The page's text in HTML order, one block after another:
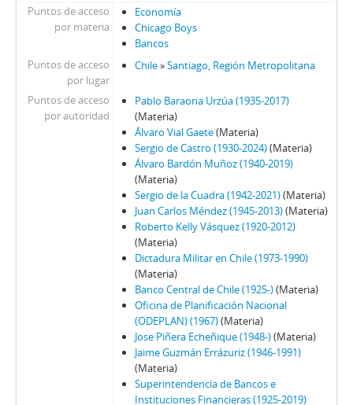
67 - Pinochet, Augusto
68 - Matthei, Fernando
69 - Matthei, Fernando
70 - Stange, Rodolfo
71 - Jarpa, Sergio Onofre
72 - Buckovsky, Vladimir
73 - Jarpa, Sergio Onofre
74 - Jarpa, Sergio Onofre
75 - Jarpa, Sergio Onofre
76 - Jarpa, Sergio Onofre
77 - Fresno, Juan Francisco
78 - Fresno, Juan Francisco
79 - Martínez Busch, Jorge
80 - Martínez Busch, Jorge
81 - Thayer, William
82 - Moreno, Fernando
83 - Martínez Busch, Jorge
84 - Silva Solar, Julio
85 - Martínez Busch, Jorge
86 - Fresno, Juan Francisco; Zabala, José.
87 - Fresno, Juan Francisco
Puntos de acceso
por materia
Economía
Chicago Boys
Bancos
Puntos de acceso
por lugar
Chile»Santiago, Región Metropolitana
Puntos de acceso
por autoridad
Pablo Baraona Urzúa (1935-2017)
(Materia)
Álvaro Vial Gaete(Materia)
Sergio de Castro (1930-2024)(Materia)
Álvaro Bardón Muñoz (1940-2019)
(Materia)
Sergio de la Cuadra (1942-2021)(Materia)
Juan Carlos Méndez (1945-2013)(Materia)
Roberto Kelly Vásquez (1920-2012)
(Materia)
Dictadura Militar en Chile (1973-1990)
(Materia)
Banco Central de Chile (1925-)(Materia)
Oficina de Planificación Nacional
(ODEPLAN) (1967)(Materia)
Jose Piñera Echeñique (1948-)(Materia)
Jaime Guzmán Errázuriz (1946-1991)
(Materia)
Superintendencia de Bancos e
Instituciones Financieras (1925-2019)